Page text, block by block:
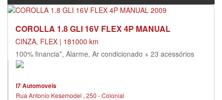
COROLLA 1.8 GLI 16V FLEX 4P MANUAL
CINZA, FLEX | 181000 km
100% financia*, Alarme, Ar condicionado + 23 acessórios
I7 Automoveis
Rua Antonio Kesemodel , 250 - Colonial